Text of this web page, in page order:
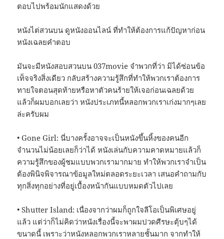
ตอบไปพร้อมนักแสดงด้วย
หนังไต่สวนบน ดูหนังออนไลน์ ที่ทำให้ต้องการแก้ปัญหาก่อน
หนังเฉลยคำตอบ
มันจะมีหนังสอบสวนบน 037movie จำพวกที่ว่า มิได้ซ่อนข้อ
เท็จจริงสิ่งเดียว กลับสร้างความรู้สึกที่ทำให้พวกเราต้องการ
ทายใจตอนสุดท้ายหรือหาตัวคนร้ายให้เจอก่อนเฉลยด้วย
แล้วก็ผมบอกเลยว่า หนังประเภทนี้หลอกพวกเราเก่งมากๆเลย
ล่ะครับผม
• Gone Girl: นี่บางครั้งอาจจะเป็นหนังขึ้นหิ้งของคนอีก
จำนวนไม่น้อยเลยก็ว่าได้ หนังเล่นกับความคาดหมายแล้วก็
ความรู้สึกของผู้ชมแบบพวกเรามากมาย ทำให้พวกเราจำเป็น
ต้องพินิจพิจารณาข้อมูลใหม่ตลอดระยะเวลา เสนอคำถามกับ
ทุกสิ่งทุกอย่างที่อยู่เบื้องหน้ากันแบบหมดตัวไปเลย
• Shutter Island: เนื่องจากว่าผมก็ถูกใจลีโอเป็นพิเศษอยู่
แล้ว แต่ว่าก็ไม่คิดว่าหนังเรื่องนี้จะพาผมปวดศีรษะตุ้บๆได้
ขนาดนี้ เพราะว่าหนังหลอกพวกเราหลายชั้นมาก จากทำให้